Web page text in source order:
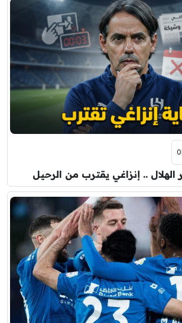
.. إنزاغي يقترب من الرحيل